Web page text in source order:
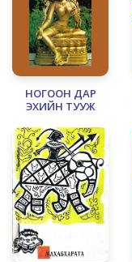
НОГООН ДАР
ЭХИЙН ТУУЖ